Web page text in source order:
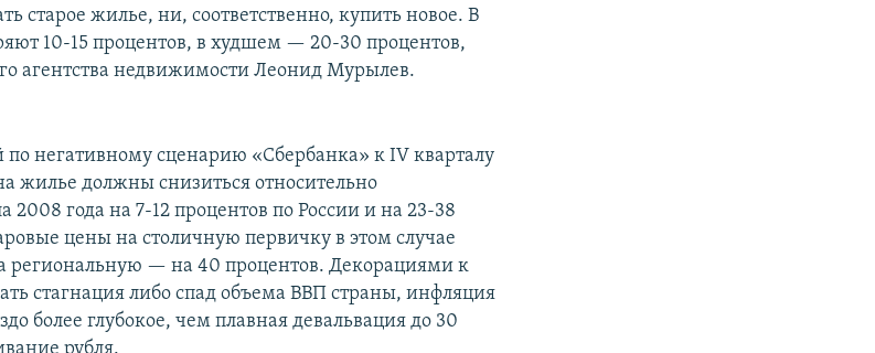
старое жилье, ни, соответственно, купить новое. В
10-15 процентов, в худшем — 20-30 процентов,
агентства недвижимости Леонид Мурылев.
по негативному сценарию «Сбербанка» к IV кварталу
жилье должны снизиться относительно
2008 года на 7-12 процентов по России и на 23-38
цены на столичную первичку в этом случае
региональную — на 40 процентов. Декорациями к
стагнация либо спад объема ВВП страны, инфляция
более глубокое, чем плавная девальвация до 30